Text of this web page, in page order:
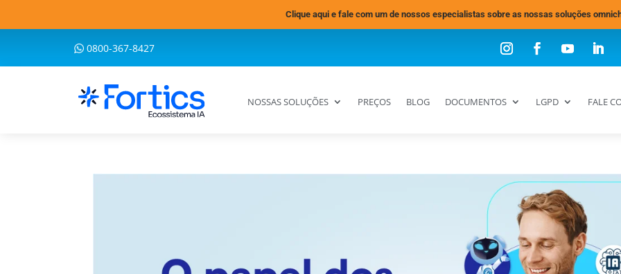
Clique aqui e fale com um de nossos especialistas sobre as nossas soluções
0800-367-8427
NOSSAS SOLUÇÕES PREÇOS BLOG DOCUMENTOS LGPD FALE